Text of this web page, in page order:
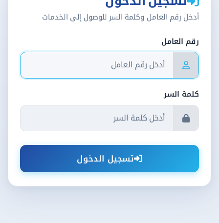
أدخل رقم العامل وكلمة السر للوصول إلى الخدمات
رقم العامل
كلمة السر
تسجيل الدخول